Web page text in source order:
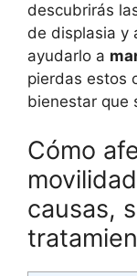
descubrirás
de displasia y
ayudarlo a
pierdas estos
bienestar que
Cómo
causas,